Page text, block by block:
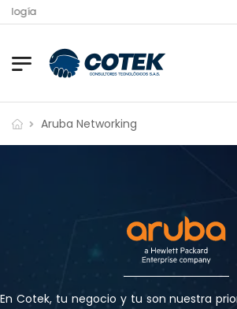
Aruba Networking
En Cotek, tu negocio y tu son nuestra